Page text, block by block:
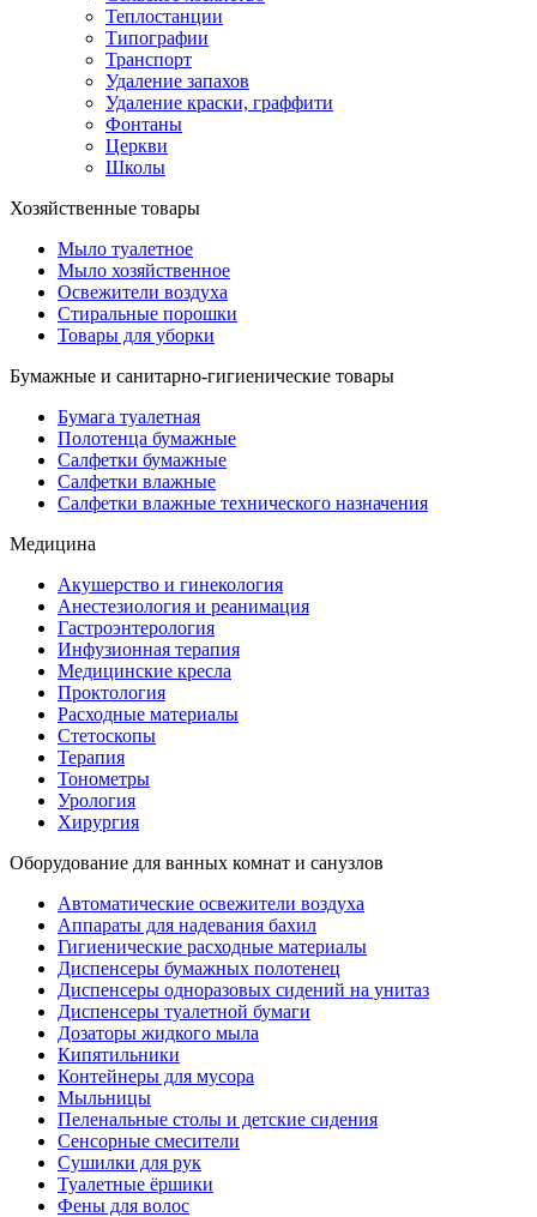
Теплостанции
Типографии
Транспорт
Удаление запахов
Удаление краски, граффити
Фонтаны
Церкви
Школы
Хозяйственные товары
Мыло туалетное
Мыло хозяйственное
Освежители воздуха
Стиральные порошки
Товары для уборки
Бумажные и санитарно-гигиенические товары
Бумага туалетная
Полотенца бумажные
Салфетки бумажные
Салфетки влажные
Салфетки влажные технического назначения
Медицина
Акушерство и гинекология
Анестезиология и реанимация
Гастроэнтерология
Инфузионная терапия
Медицинские кресла
Проктология
Расходные материалы
Стетоскопы
Терапия
Тонометры
Урология
Хирургия
Оборудование для ванных комнат и санузлов
Автоматические освежители воздуха
Аппараты для надевания бахил
Гигиенические расходные материалы
Диспенсеры бумажных полотенец
Диспенсеры одноразовых сидений на унитаз
Диспенсеры туалетной бумаги
Дозаторы жидкого мыла
Кипятильники
Контейнеры для мусора
Мыльницы
Пеленальные столы и детские сидения
Сенсорные смесители
Сушилки для рук
Туалетные ёршики
Фены для волос